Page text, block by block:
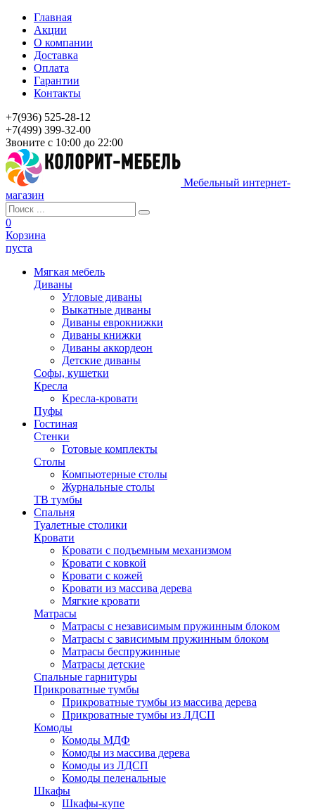
Главная
Акции
О компании
Доставка
Оплата
Гарантии
Контакты
+7(936) 525-28-12
+7(499) 399-32-00
Звоните с 10:00 до 22:00
Мебельный интернет-
магазин
0
Корзина
пуста
Мягкая мебель
Диваны
Угловые диваны
Выкатные диваны
Диваны еврокнижки
Диваны книжки
Диваны аккордеон
Детские диваны
Софы, кушетки
Кресла
Кресла-кровати
Пуфы
Гостиная
Стенки
Готовые комплекты
Столы
Компьютерные столы
Журнальные столы
ТВ тумбы
Спальня
Туалетные столики
Кровати
Кровати с подъемным механизмом
Кровати с ковкой
Кровати с кожей
Кровати из массива дерева
Мягкие кровати
Матрасы
Матрасы с независимым пружинным блоком
Матрасы с зависимым пружинным блоком
Матрасы беспружинные
Матрасы детские
Спальные гарнитуры
Прикроватные тумбы
Прикроватные тумбы из массива дерева
Прикроватные тумбы из ЛДСП
Комоды
Комоды МДФ
Комоды из массива дерева
Комоды из ЛДСП
Комоды пеленальные
Шкафы
Шкафы-купе